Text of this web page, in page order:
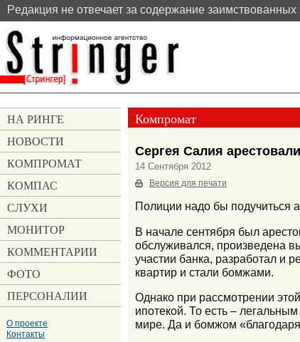
Pедакция не отвечает за содержание
Компромат
Сергея Салия
14 Сентября 2012
Версия для печати
Полиции надо бы подучиться
В начале сентября был
обслуживался, произведена
участии банка, разработал и
квартир и стали бомжами.
Однако при рассмотрении
ипотекой. То есть –
мире. Да и бомжом
НА РИНГЕ
НОВОСТИ
КОМПРОМАТ
КОМПАС
СЛУХИ
МОНИТОР
КОММЕНТАРИИ
ФОТО
ПЕРСОНАЛИИ
О проекте
Контакты